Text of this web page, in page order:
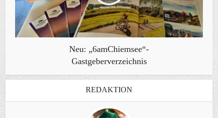
Neu: „6amChiemsee“-
Gastgeberverzeichnis
REDAKTION